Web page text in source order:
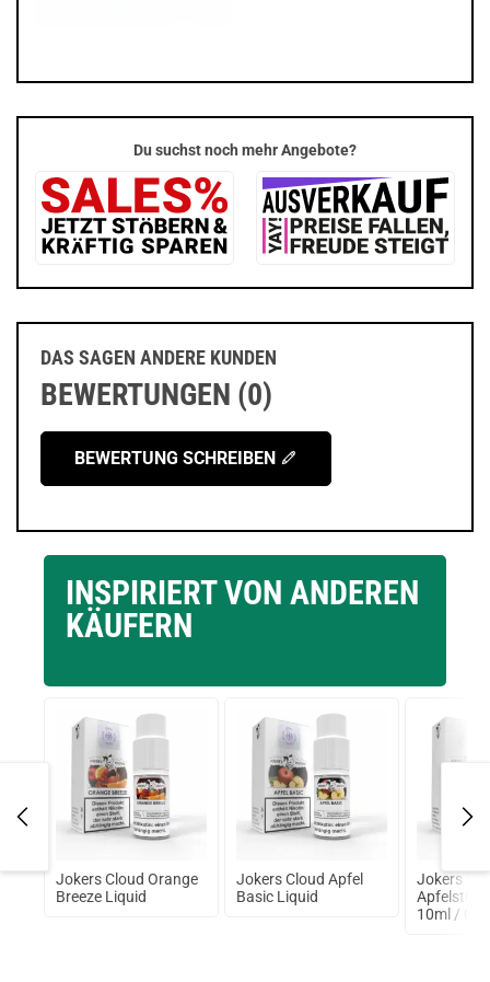
Du suchst noch mehr Angebote?
DAS SAGEN ANDERE KUNDEN
BEWERTUNGEN (0)
BEWERTUNG SCHREIBEN
INSPIRIERT VON ANDEREN
KÄUFERN
Jokers Cloud Orange
Breeze Liquid
Jokers Cloud Apfel
Basic Liquid
Jokers
10ml / 0